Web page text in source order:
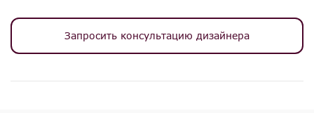
Запросить консультацию дизайнера